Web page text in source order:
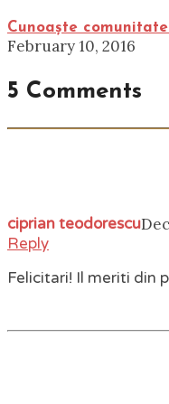
Cunoaște
February 10, 2016
5 Comments
ciprian teodorescu
Reply
Felicitari! Il meriti din